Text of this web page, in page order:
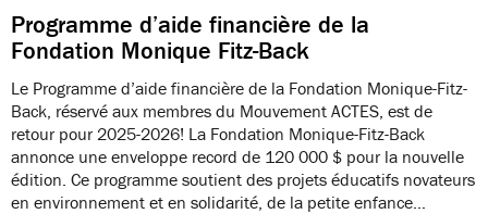
Programme d’aide financière de la
Fondation Monique Fitz-Back
Le Programme d’aide financière de la Fondation Monique-Fitz-
Back, réservé aux membres du Mouvement ACTES, est de
retour pour 2025-2026! La Fondation Monique-Fitz-Back
annonce une enveloppe record de 120 000 $ pour la nouvelle
édition. Ce programme soutient des projets éducatifs novateurs
en environnement et en solidarité, de la petite enfance…